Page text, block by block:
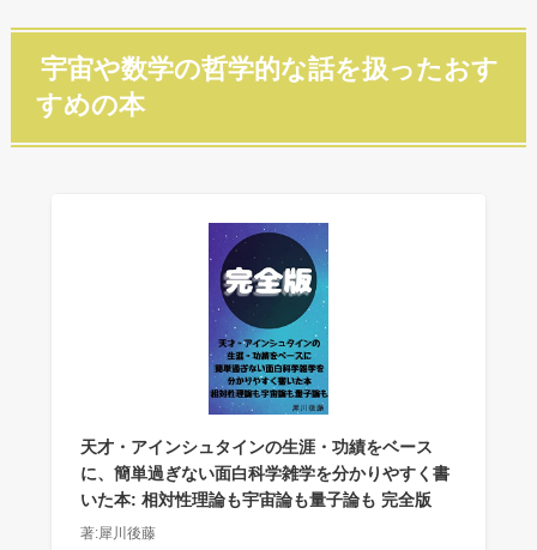
宇宙や数学の哲学的な話を扱ったおす
すめの本
天才・アインシュタインの生涯・功績をベース
に、簡単過ぎない面白科学雑学を分かりやすく書
いた本: 相対性理論も宇宙論も量子論も 完全版
著:犀川後藤